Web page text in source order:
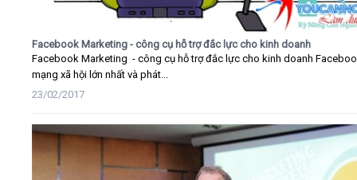
Facebook Marketing - công cụ hỗ trợ đắc lực cho kinh doanh
Facebook Marketing - công cụ hỗ trợ đắc lực cho kinh doanh
mạng xã hội lớn nhất và phát...
23/02/2017